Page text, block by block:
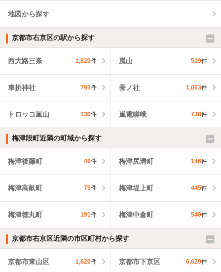
地図から探す
京都市右京区の駅から探す
西大路三条 1,820件 嵐山 519件
車折神社 793件 蚕ノ社 1,063件
トロッコ嵐山 130件 嵐電嵯峨 738件
梅津段町近隣の町域から探す
梅津後藤町 49件 梅津尻溝町 146件
梅津高畝町 75件 梅津堤上町 445件
梅津徳丸町 191件 梅津中倉町 540件
京都市右京区近隣の市区町村から探す
京都市東山区 1,620件 京都市下京区 6,629件